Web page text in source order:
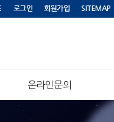
로그인 회원가입 SITEMAP
온라인문의